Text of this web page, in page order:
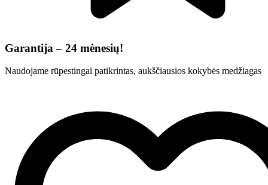
Garantija – 24 mėnesių!
Naudojame rūpestingai patikrintas, aukščiausios kokybės medžiagas